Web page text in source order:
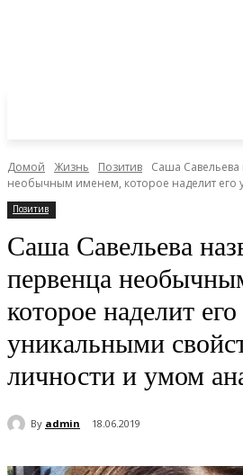
Домой Жизнь Позитив
Саша Савельева
необычным именем, которое наделит его
Позитив
Саша Савельева
первенца
которое наделит его
уникальными
личности и умом
By admin 18.06.2019